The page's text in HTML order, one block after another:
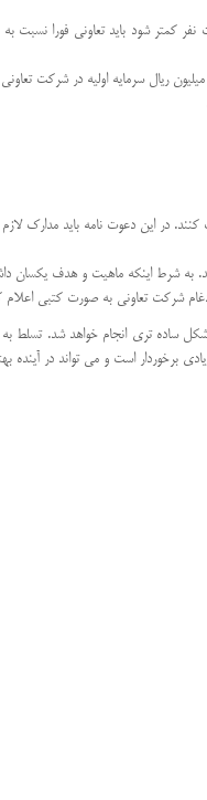
کمتر شود باید تعاونی فورا نسبت
در این دعوت نامه باید مدارک
به شرط اینکه ماهیت و هدف یکسان
شرکت تعاونی به صورت کتبی اعلام
تری انجام خواهد شد. تسلط به
است و می تواند در آینده